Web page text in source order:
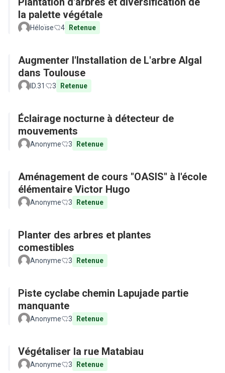
la palette végétale
Héloïse 4 Retenue
Augmenter l'Installation de L'arbre Algal
dans Toulouse
ID.31 3 Retenue
Éclairage nocturne à détecteur de
mouvements
Anonyme 3 Retenue
Aménagement de cours "OASIS" à l'école
élémentaire Victor Hugo
Anonyme 3 Retenue
Planter des arbres et plantes
comestibles
Anonyme 3 Retenue
Piste cyclabe chemin Lapujade partie
manquante
Anonyme 3 Retenue
Végétaliser la rue Matabiau
Anonyme 3 Retenue